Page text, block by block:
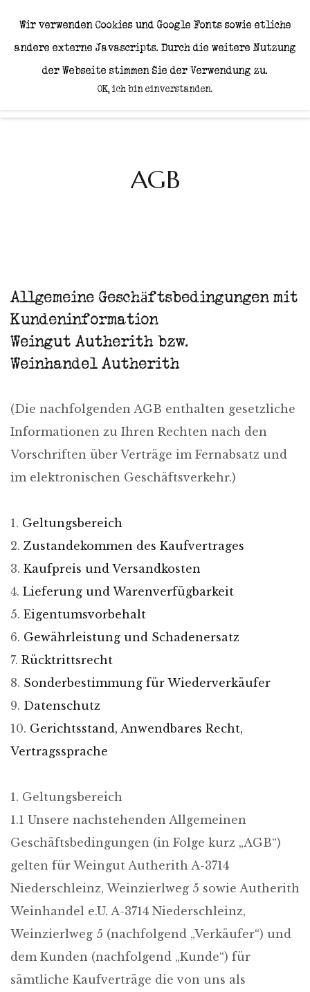
Wir machen nicht
einfach Weine, wir
s
c
h
a
f
f
e
n
C
h
a
r
a
k
t
e
r
e.
AGB
Allgemeine Geschäftsbedingungen mit
Kundeninformation
Weingut Autherith bzw.
Weinhandel Autherith
(Die nachfolgenden AGB enthalten gesetzliche
Informationen zu Ihren Rechten nach den
Vorschriften über Verträge im Fernabsatz und
im elektronischen Geschäftsverkehr.)
1. Geltungsbereich
2. Zustandekommen des Kaufvertrages
3. Kaufpreis und Versandkosten
4. Lieferung und Warenverfügbarkeit
5. Eigentumsvorbehalt
6. Gewährleistung und Schadenersatz
7. Rücktrittsrecht
8. Sonderbestimmung für Wiederverkäufer
9. Datenschutz
10. Gerichtsstand, Anwendbares Recht,
Vertragssprache
1. Geltungsbereich
1.1 Unsere nachstehenden Allgemeinen
Geschäftsbedingungen (in Folge kurz „AGB“)
gelten für Weingut Autherith A-3714
Niederschleinz, Weinzierlweg 5 sowie Autherith
Weinhandel e.U. A-3714 Niederschleinz,
Weinzierlweg 5 (nachfolgend „Verkäufer“) und
dem Kunden (nachfolgend „Kunde“) für
sämtliche Kaufverträge die von uns als
Wir verwenden Cookies und Google Fonts sowie etliche
andere externe Javascripts. Durch die weitere Nutzung
der Webseite stimmen Sie der Verwendung zu.
OK, ich bin einverstanden.